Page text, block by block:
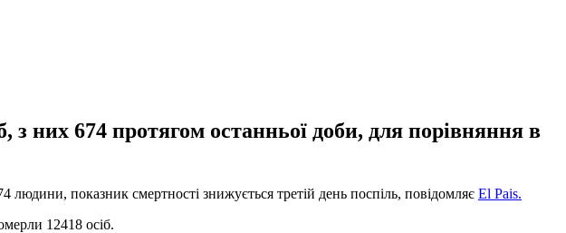
з них 674 протягом останньої доби, для порівняння в
людини, показник смертності знижується третій день поспіль, повідомляє El Pais.
12418 осіб.